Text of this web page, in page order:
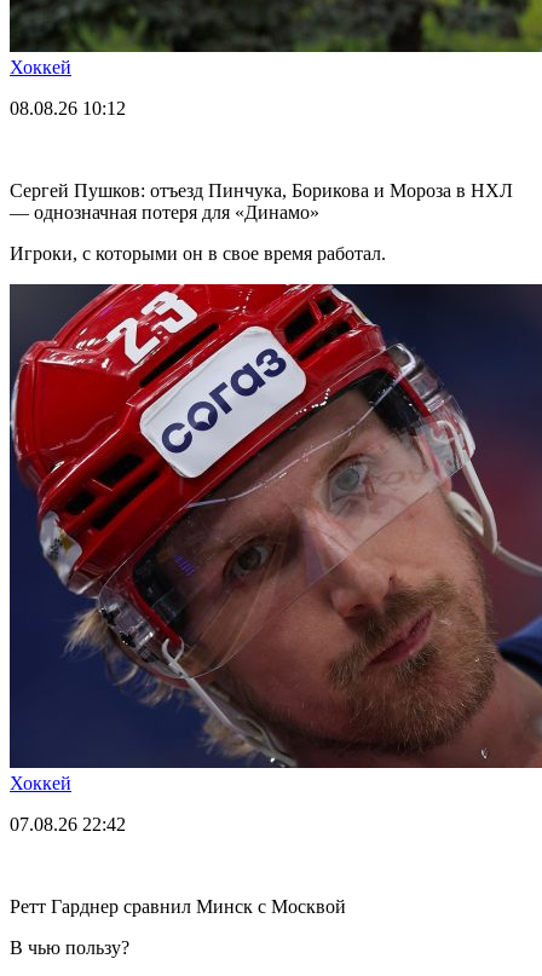
Хоккей
08.08.26 10:12
Сергей Пушков: отъезд Пинчука, Борикова и Мороза в НХЛ
— однозначная потеря для «Динамо»
Игроки, с которыми он в свое время работал.
Хоккей
07.08.26 22:42
Ретт Гарднер сравнил Минск с Москвой
В чью пользу?